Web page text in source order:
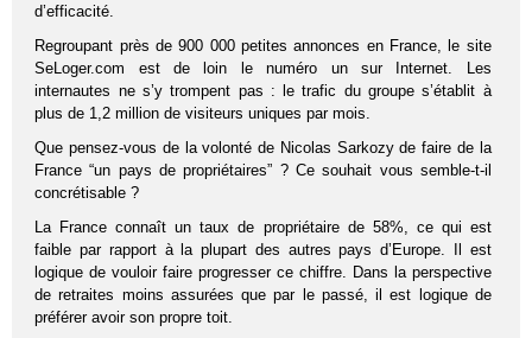
d’efficacité.
Regroupant près de 900 000 petites annonces en France, le site
SeLoger.com est de loin le numéro un sur Internet. Les
internautes ne s’y trompent pas : le trafic du groupe s’établit à
plus de 1,2 million de visiteurs uniques par mois.
Que pensez-vous de la volonté de Nicolas Sarkozy de faire de la
France “un pays de propriétaires” ? Ce souhait vous semble-t-il
concrétisable ?
La France connaît un taux de propriétaire de 58%, ce qui est
faible par rapport à la plupart des autres pays d’Europe. Il est
logique de vouloir faire progresser ce chiffre. Dans la perspective
de retraites moins assurées que par le passé, il est logique de
préférer avoir son propre toit.